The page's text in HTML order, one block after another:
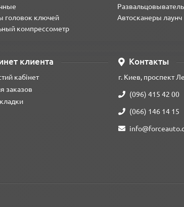
головок ключей
компрессометр
Автосканеры лаунч
клиента
кабінет
заказов
Контакты
г. Киев, проспект
(096) 415 42 00
(066) 146 14 15